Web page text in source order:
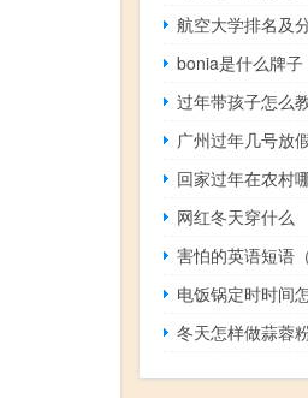
航空大学排名及
bonia是什么牌子
过年带孩子怎么
广州过年几号放
回家过年在农村
网红冬天穿什么
害怕的英语短语
电饭锅定时时间
冬天怎样做蒜蓉